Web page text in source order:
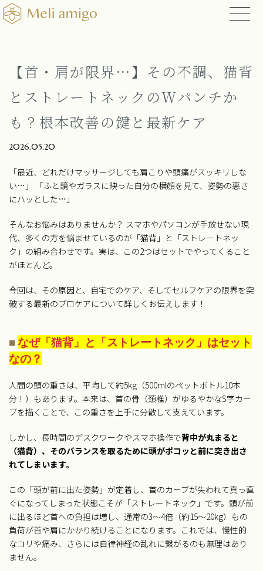
【首・肩が限界…】その不調、猫背
とストレートネックのWパンチか
も？根本改善の鍵と最新ケア
2026.05.20
「最近、どれだけマッサージしても肩こりや頭痛がスッキリしな
い…」 「ふと鏡やガラスに映った自分の横顔を見て、姿勢の悪さ
にハッとした…」
そんなお悩みはありませんか？ スマホやパソコンが手放せない現
代、多くの方を悩ませているのが「猫背」と「ストレートネッ
ク」の組み合わせです。実は、この2つはセットでやってくること
がほとんど。
今回は、その原因と、自宅でのケア、そしてセルフケアの限界を突
破する最新のプロケアについて詳しくお伝えします！
■なぜ「猫背」と「ストレートネック」はセット
なの？
人間の頭の重さは、平均して約5kg（500mlのペットボトル10本
分！）もあります。本来は、首の骨（頚椎）がゆるやかなS字カー
ブを描くことで、この重さを上手に分散して支えています。
しかし、長時間のデスクワークやスマホ操作で背中が丸まると
（猫背）、そのバランスを取るために頭がポコッと前に突き出さ
れてしまいます。
この「頭が前に出た姿勢」が定着し、首のカーブが失われて真っ直
ぐになってしまった状態こそが「ストレートネック」です。頭が前
に出るほど首への負担は増し、通常の3〜4倍（約15〜20kg）もの
負荷が首や肩にかかり続けることになります。これでは、慢性的
なコリや痛み、さらには自律神経の乱れに繋がるのも無理はあり
ません。